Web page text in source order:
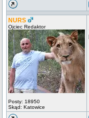
NURS
Ojciec Redaktor
Posty: 18950
Skąd: Katowice